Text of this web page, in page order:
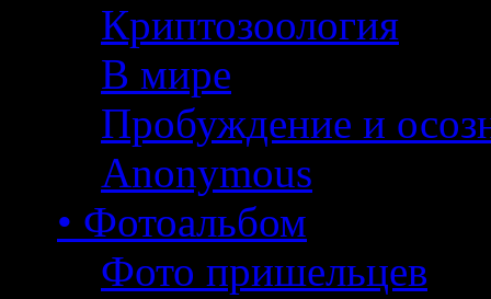
Криптозоология
В мире
Пробуждение и
Anonymous
• Фотоальбом
Фото пришельцев